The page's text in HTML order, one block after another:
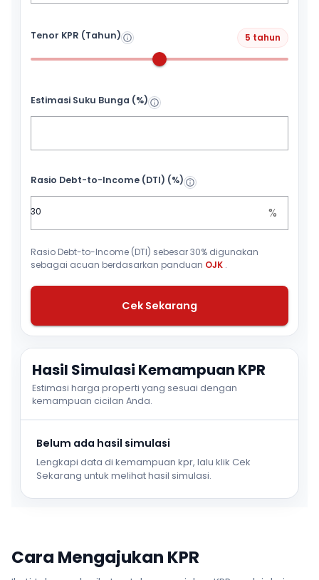
Tenor KPR (Tahun) 5 tahun
Estimasi Suku Bunga (%)
Rasio Debt-to-Income (DTI) (%)
%
Rasio Debt-to-Income (DTI) sebesar 30% digunakan
sebagai acuan berdasarkan panduan OJK .
Cek Sekarang
Hasil Simulasi Kemampuan KPR
Estimasi harga properti yang sesuai dengan
kemampuan cicilan Anda.
Belum ada hasil simulasi
Lengkapi data di kemampuan kpr, lalu klik Cek
Sekarang untuk melihat hasil simulasi.
Cara Mengajukan KPR